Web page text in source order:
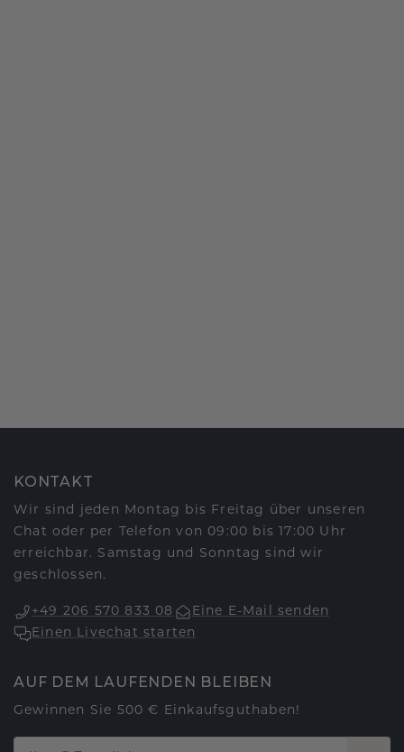
KONTAKT
Wir sind jeden Montag bis Freitag über unseren
Chat oder per Telefon von 09:00 bis 17:00 Uhr
erreichbar. Samstag und Sonntag sind wir
geschlossen.
+49 206 570 833 08
Eine E-Mail senden
Einen Livechat starten
AUF DEM LAUFENDEN BLEIBEN
Gewinnen Sie 500 € Einkaufsguthaben!